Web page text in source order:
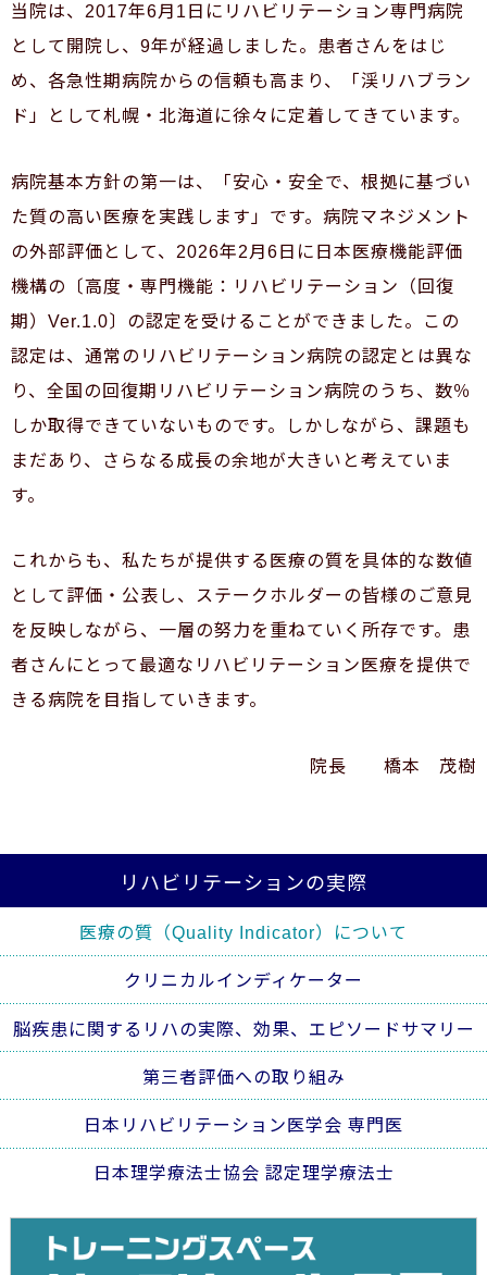
当院は、 2017年6月 1 日にリハビリテーション専門病院
として開院し、 9年が経過しました。患者さんをはじ
め、各急性期病院からの信頼も高まり、「渓リハブラン
ド」として札幌・北海道に徐々に定着してきています。
病院基本方針の第一は、「安心・安全で、根拠に基づい
た質の高い医療を実践します」です。病院マネジメント
の外部評価として、 2026年2 月 6 日に日本医療機能評価
機構の〔高度・専門機能：リハビリテーション（回復
期） Ver.1.0〕の認定を受けることができました。この
認定は、通常のリハビリテーション病院の認定とは異な
り、全国の回復期リハビリテーション病院のうち、数％
しか取得できていないものです。しかしながら、課題も
まだあり、さらなる成長の余地が大きいと考えていま
す。
これからも、私たちが提供する医療の質を具体的な数値
として評価・公表し、ステークホルダーの皆様のご意見
を反映しながら、一層の努力を重ねていく所存です。患
者さんにとって最適なリハビリテーション医療を提供で
きる病院を目指していきます。
院長 橋本 茂樹
リハビリテーションの実際
医療の質（Quality Indicator）について
クリニカルインディケーター
脳疾患に関するリハの実際、効果、エピソードサマリー
第三者評価への取り組み
日本リハビリテーション医学会 専門医
日本理学療法士協会 認定理学療法士